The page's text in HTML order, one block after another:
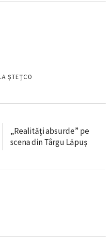
ȘTEȚCO
„Realități absurde” pe
scena din Târgu Lăpuș